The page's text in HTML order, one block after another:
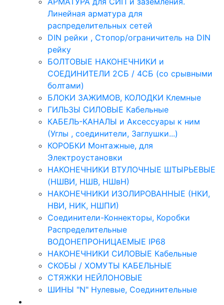
Линейная арматура для
распределительных сетей
DIN рейки , Стопор/ограничитель на DIN
рейку
БОЛТОВЫЕ НАКОНЕЧНИКИ и
СОЕДИНИТЕЛИ 2СБ / 4СБ (со срывными
болтами)
БЛОКИ ЗАЖИМОВ, КОЛОДКИ Клемные
ГИЛЬЗЫ СИЛОВЫЕ Кабельные
КАБЕЛЬ-КАНАЛЫ и Аксессуары к ним
(Углы , соединители, Заглушки...)
КОРОБКИ Монтажные, для
Электроустановки
НАКОНЕЧНИКИ ВТУЛОЧНЫЕ ШТЫРЬЕВЫЕ
(НШВИ, НШВ, НШвН)
НАКОНЕЧНИКИ ИЗОЛИРОВАННЫЕ (НКИ,
НВИ, НИК, НШПИ)
Соединители-Коннекторы, Коробки
Распределительные
ВОДОНЕПРОНИЦАЕМЫЕ IP68
НАКОНЕЧНИКИ СИЛОВЫЕ Кабельные
СКОБЫ / ХОМУТЫ КАБЕЛЬНЫЕ
СТЯЖКИ НЕЙЛОНОВЫЕ
ШИНЫ "N" Нулевые, Соединительные